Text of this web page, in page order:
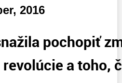
2016
pochopiť
a toho,